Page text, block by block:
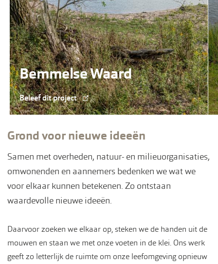
Bemmelse Waard
Beleef dit project
Grond voor nieuwe ideeën
Samen met overheden, natuur- en milieuorganisaties,
omwonenden en aannemers bedenken we wat we
voor elkaar kunnen betekenen. Zo ontstaan
waardevolle nieuwe ideeën.
Daarvoor zoeken we elkaar op, steken we de handen uit de
mouwen en staan we met onze voeten in de klei. Ons werk
geeft zo letterlijk de ruimte om onze leefomgeving opnieuw